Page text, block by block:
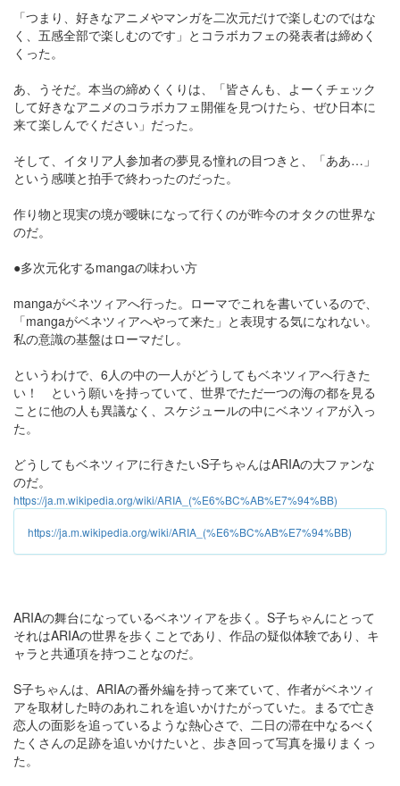
「つまり、好きなアニメやマンガを二次元だけで楽しむのではな
く、五感全部で楽しむのです」とコラボカフェの発表者は締めく
くった。
あ、うそだ。本当の締めくくりは、「皆さんも、よーくチェック
して好きなアニメのコラボカフェ開催を見つけたら、ぜひ日本に
来て楽しんでください」だった。
そして、イタリア人参加者の夢見る憧れの目つきと、「ああ…」
という感嘆と拍手で終わったのだった。
作り物と現実の境が曖昧になって行くのが昨今のオタクの世界な
のだ。
●多次元化するmangaの味わい方
mangaがベネツィアへ行った。ローマでこれを書いているので、
「mangaがベネツィアへやって来た」と表現する気になれない。
私の意識の基盤はローマだし。
というわけで、6人の中の一人がどうしてもベネツィアへ行きた
い！ という願いを持っていて、世界でただ一つの海の都を見る
ことに他の人も異議なく、スケジュールの中にベネツィアが入っ
た。
どうしてもベネツィアに行きたいS子ちゃんはARIAの大ファンな
のだ。
https://ja.m.wikipedia.org/wiki/ARIA_(%E6%BC%AB%E7%94%BB)
https://ja.m.wikipedia.org/wiki/ARIA_(%E6%BC%AB%E7%94%BB)
ARIAの舞台になっているベネツィアを歩く。S子ちゃんにとって
それはARIAの世界を歩くことであり、作品の疑似体験であり、キ
ャラと共通項を持つことなのだ。
S子ちゃんは、ARIAの番外編を持って来ていて、作者がベネツィ
アを取材した時のあれこれを追いかけたがっていた。まるで亡き
恋人の面影を追っているような熱心さで、二日の滞在中なるべく
たくさんの足跡を追いかけたいと、歩き回って写真を撮りまくっ
た。